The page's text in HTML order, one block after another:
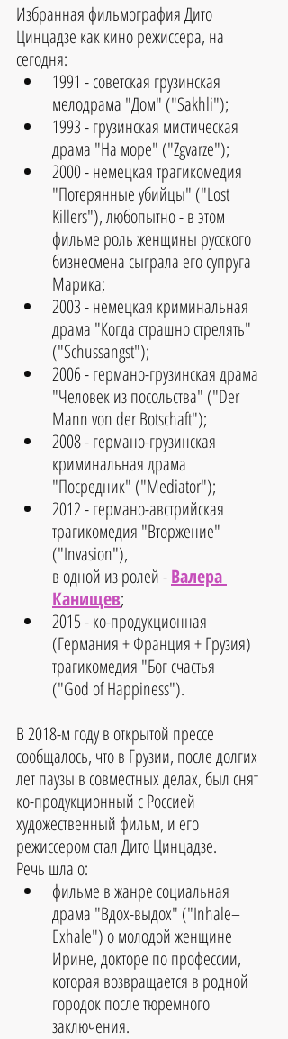
Избранная фильмография Дито
Цинцадзе как кино режиссера, на
сегодня:
1991 - советская грузинская
мелодрама "Дом" ("Sakhli");
1993 - грузинская мистическая
драма "На море" ("Zgvarze");
2000 - немецкая трагикомедия
"Потерянные убийцы" ("Lost
Killers"), любопытно - в этом
фильме роль женщины русского
бизнесмена сыграла его супруга
Марика;
2003 - немецкая криминальная
драма "Когда страшно стрелять"
("Schussangst");
2006 - германо-грузинская драма
"Человек из посольства" ("Der
Mann von der Botschaft");
2008 - германо-грузинская
криминальная драма
"Посредник" ("Mediator");
2012 - германо-австрийская
трагикомедия "Вторжение"
("Invasion"),
в одной из ролей - Валера
Канищев;
2015 - ко-продукционная
(Германия + Франция + Грузия)
трагикомедия "Бог счастья
("God of Happiness").
В 2018-м году в открытой прессе
сообщалось, что в Грузии, после долгих
лет паузы в совместных делах, был снят
ко-продукционный с Россией
художественный фильм, и его
режиссером стал Дито Цинцадзе.
Речь шла о:
фильме в жанре социальная
драма "Вдох-выдох" ("Inhale–
Exhale") о молодой женщине
Ирине, докторе по профессии,
которая возвращается в родной
городок после тюремного
заключения.